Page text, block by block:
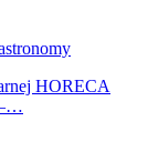
HORECA
–…